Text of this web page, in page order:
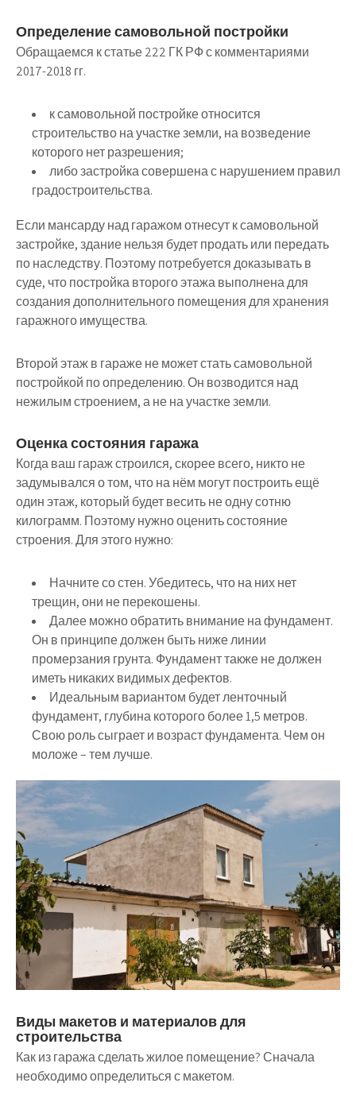
Определение самовольной постройки
Обращаемся к статье 222 ГК РФ с комментариями
2017-2018 гг.
к самовольной постройке относится
строительство на участке земли, на возведение
которого нет разрешения;
либо застройка совершена с нарушением правил
градостроительства.
Если мансарду над гаражом отнесут к самовольной
застройке, здание нельзя будет продать или передать
по наследству. Поэтому потребуется доказывать в
суде, что постройка второго этажа выполнена для
создания дополнительного помещения для хранения
гаражного имущества.
Второй этаж в гараже не может стать самовольной
постройкой по определению. Он возводится над
нежилым строением, а не на участке земли.
Оценка состояния гаража
Когда ваш гараж строился, скорее всего, никто не
задумывался о том, что на нём могут построить ещё
один этаж, который будет весить не одну сотню
килограмм. Поэтому нужно оценить состояние
строения. Для этого нужно:
Начните со стен. Убедитесь, что на них нет
трещин, они не перекошены.
Далее можно обратить внимание на фундамент.
Он в принципе должен быть ниже линии
промерзания грунта. Фундамент также не должен
иметь никаких видимых дефектов.
Идеальным вариантом будет ленточный
фундамент, глубина которого более 1,5 метров.
Свою роль сыграет и возраст фундамента. Чем он
моложе – тем лучше.
Виды макетов и материалов для
строительства
Как из гаража сделать жилое помещение? Сначала
необходимо определиться с макетом.